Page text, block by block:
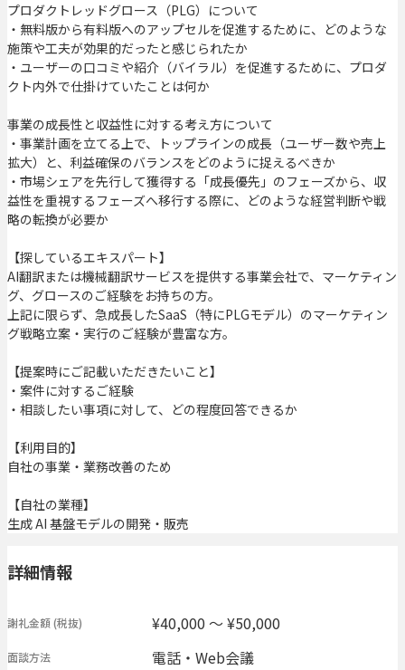
プロダクトレッドグロース（PLG）について
・無料版から有料版へのアップセルを促進するために、どのような
施策や工夫が効果的だったと感じられたか
・ユーザーの口コミや紹介（バイラル）を促進するために、プロダ
クト内外で仕掛けていたことは何か
事業の成長性と収益性に対する考え方について
・事業計画を立てる上で、トップラインの成長（ユーザー数や売上
拡大）と、利益確保のバランスをどのように捉えるべきか
・市場シェアを先行して獲得する「成長優先」のフェーズから、収
益性を重視するフェーズへ移行する際に、どのような経営判断や戦
略の転換が必要か
【探しているエキスパート】
AI翻訳または機械翻訳サービスを提供する事業会社で、マーケティン
グ、グロースのご経験をお持ちの方。
上記に限らず、急成長したSaaS（特にPLGモデル）のマーケティン
グ戦略立案・実行のご経験が豊富な方。
【提案時にご記載いただきたいこと】
・案件に対するご経験
・相談したい事項に対して、どの程度回答できるか
【利用目的】
自社の事業・業務改善のため
【自社の業種】
生成 AI 基盤モデルの開発・販売
詳細情報
謝礼金額(税抜) ¥40,000 〜 ¥50,000
面談方法 電話・Web会議